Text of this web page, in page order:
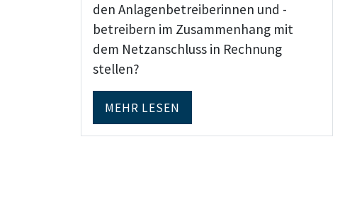
den Anlagenbetreiberinnen und -
betreibern im Zusammenhang mit
dem Netzanschluss in Rechnung
stellen?
MEHR LESEN